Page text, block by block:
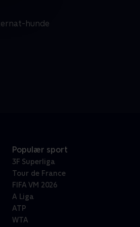
hunde
Populær sport
3F Superliga
Tour de France
FIFA VM 2026
A Liga
ATP
WTA